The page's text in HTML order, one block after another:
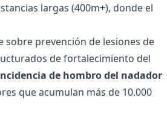
largas (400m+), donde el
sobre prevención de lesiones de
de fortalecimiento del
de hombro del nadador
que acumulan más de 10.000